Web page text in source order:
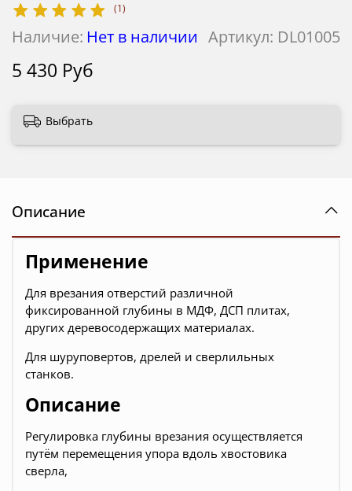
(1)
Артикул: DL01005
Наличие: Нет в наличии
5 430 Руб
Выбрать
Описание
Применение
Для врезания отверстий различной
фиксированной глубины в МДФ, ДСП плитах,
других деревосодержащих материалах.
Для шуруповертов, дрелей и сверлильных
станков.
Описание
Регулировка глубины врезания осуществляется
путём перемещения упора вдоль хвостовика
сверла,